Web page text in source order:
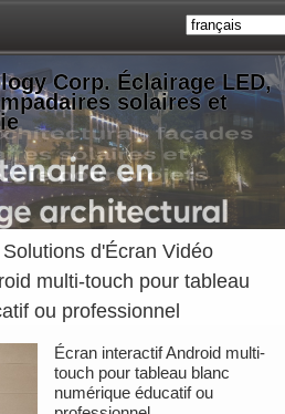
Corp. Éclairage LED,
solaires et
Solutions d'Écran Vidéo
multi-touch pour tableau
ou professionnel
Écran interactif Android multi-
touch pour tableau blanc
numérique éducatif ou